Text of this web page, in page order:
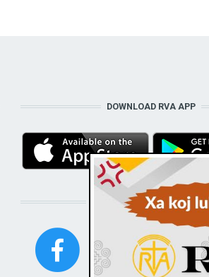
DOWNLOAD RVA APP
STAY CONNECTED WITH US!